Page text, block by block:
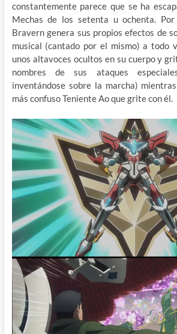
constantemente parece que se ha
Mechas de los setenta u ochenta.
Bravern genera sus propios efectos de
musical (cantado por el mismo) a todo
unos altavoces ocultos en su cuerpo y
nombres de sus ataques
inventándose sobre la marcha)
más confuso Teniente Ao que grite con él.